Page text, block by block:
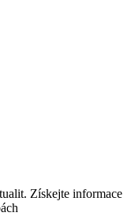
Získejte informace